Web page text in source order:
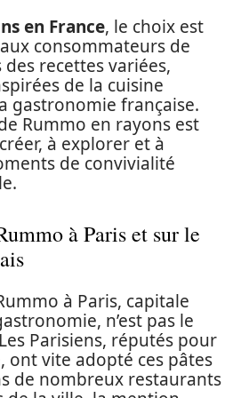
en France, le choix est
consommateurs de
des recettes variées,
de la cuisine
gastronomie française.
Rummo en rayons est
à explorer et à
de convivialité
à Paris et sur le
à Paris, capitale
n’est pas le
Parisiens, réputés pour
ont vite adopté ces pâtes
de nombreux restaurants